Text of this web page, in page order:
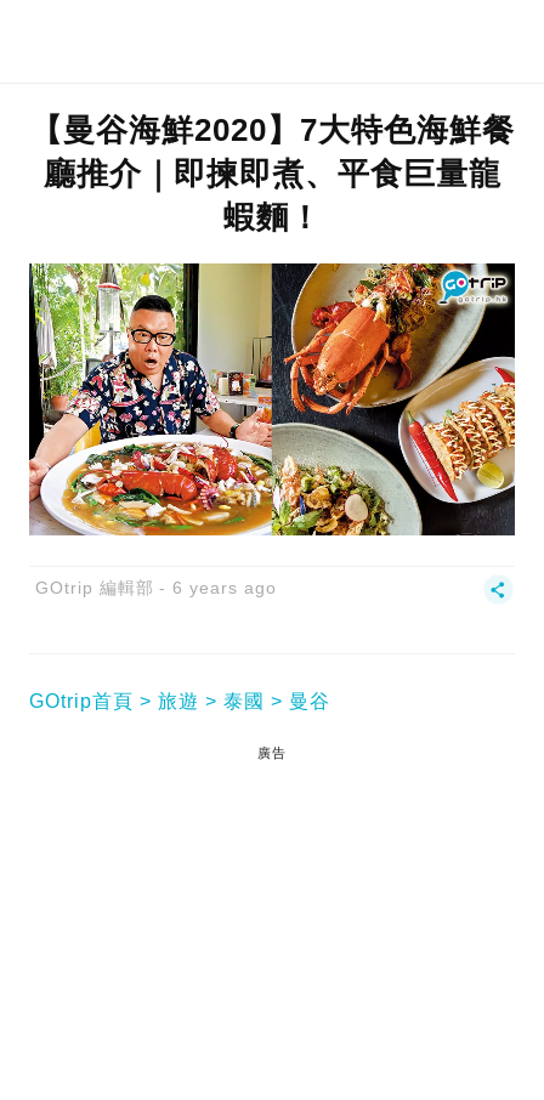
【曼谷海鮮2020】7大特色海鮮餐
廳推介｜即揀即煮、平食巨量龍
蝦麵！
GOtrip 編輯部 6 years ago
GOtrip首頁 旅遊 泰國 曼谷
廣告